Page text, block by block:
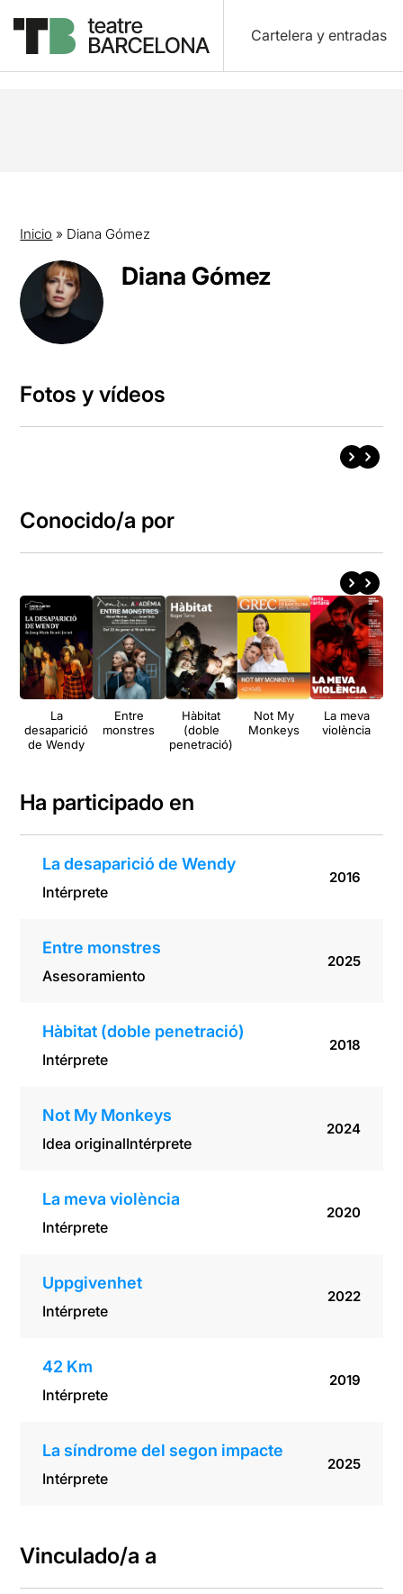
Cartelera y entradas
Inicio » Diana Gómez
Diana Gómez
Fotos y vídeos
Conocido/a por
La
desaparició
de Wendy
Entre
monstres
Hàbitat
(doble
penetració)
Not My
Monkeys
La meva
violència
Ha participado en
La desaparició de Wendy
Intérprete
2016
Entre monstres
Asesoramiento
2025
Hàbitat (doble penetració)
Intérprete
2018
Not My Monkeys
Idea originalIntérprete
2024
La meva violència
Intérprete
2020
Uppgivenhet
Intérprete
2022
42 Km
Intérprete
2019
La síndrome del segon impacte
Intérprete
2025
Vinculado/a a